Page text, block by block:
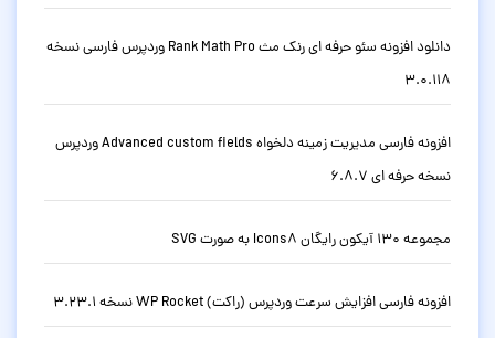
دانلود افزونه سئو حرفه ای رنک مث Rank Math Pro وردپرس فارسی نسخه
3.0.118
افزونه فارسی مدیریت زمینه دلخواه Advanced custom fields وردپرس
نسخه حرفه ای 6.8.7
مجموعه 130 آیکون رایگان Icons8 به صورت SVG
افزونه فارسی افزایش سرعت وردپرس (راکت) WP Rocket نسخه 3.23.1